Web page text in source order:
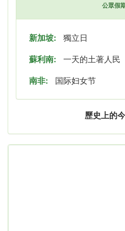
公眾假
新加坡:
獨立日
蘇利南:
一天的土著人民
南非:
国际妇女节
歷史上的